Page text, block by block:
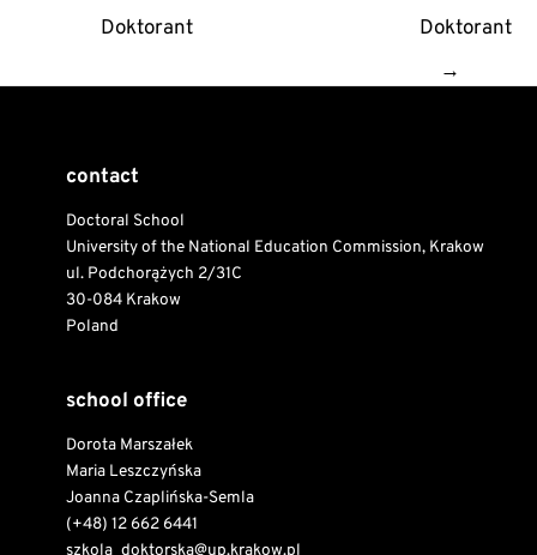
Doktorant
Doktorant
→
contact
Doctoral School
University of the National Education Commission, Krakow
ul. Podchorążych 2/31C
30-084 Krakow
Poland
school office
Dorota Marszałek
Maria Leszczyńska
Joanna Czaplińska-Semla
(+48) 12 662 6441